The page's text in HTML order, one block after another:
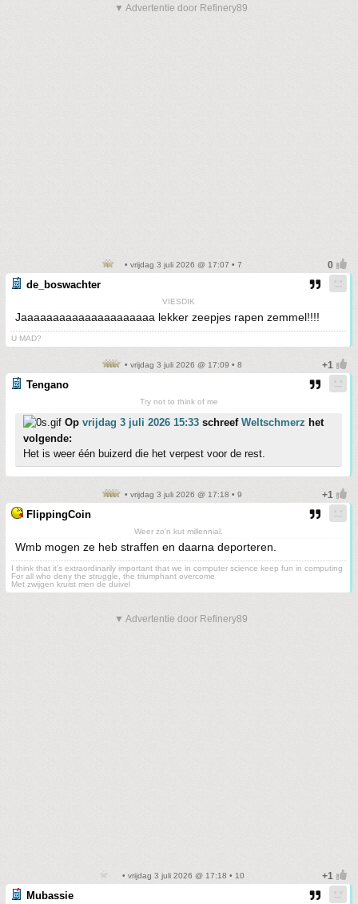
▼ Advertentie door Refinery89
• vrijdag 3 juli 2026 @ 17:07 • 7
de_boswachter
VIESDIK
Jaaaaaaaaaaaaaaaaaaaaa lekker zeepjes rapen zemmel!!!!
U MAD?
• vrijdag 3 juli 2026 @ 17:09 • 8
Tengano
Try not to think of me
Op vrijdag 3 juli 2026 15:33 schreef Weltschmerz het
volgende:
Het is weer één buizerd die het verpest voor de rest.
• vrijdag 3 juli 2026 @ 17:18 • 9
FlippingCoin
Weer zo'n kut millennial.
Wmb mogen ze heb straffen en daarna deporteren.
I think that it’s extraordinarily important that we in computer science keep fun in computing
For all who deny the struggle, the triumphant overcome
Met zwijgen kruist men de duivel
▼ Advertentie door Refinery89
• vrijdag 3 juli 2026 @ 17:18 • 10
Mubassie